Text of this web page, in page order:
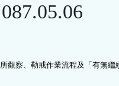
087.05.06
觀察、勒戒作業流程及「有無繼